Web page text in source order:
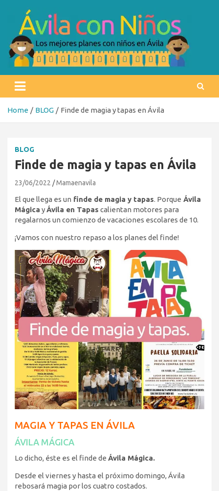
content
Ávila con niños
Home BLOG Finde de magia y tapas en Ávila
BLOG
Finde de magia y tapas en Ávila
23/06/2022 Mamaenavila
El que llega es un finde de magia y tapas. Porque Ávila
Mágica yÁvila en Tapas calientan motores para
regalarnos un comienzo de vacaciones escolares de 10.
¡Vamos con nuestro repaso a los planes del finde!
MAGIA Y TAPAS EN ÁVILA
ÁVILA MÁGICA
Lo dicho, éste es el finde de Ávila Mágica.
Desde el viernes y hasta el próximo domingo, Ávila
rebosará magia por los cuatro costados.